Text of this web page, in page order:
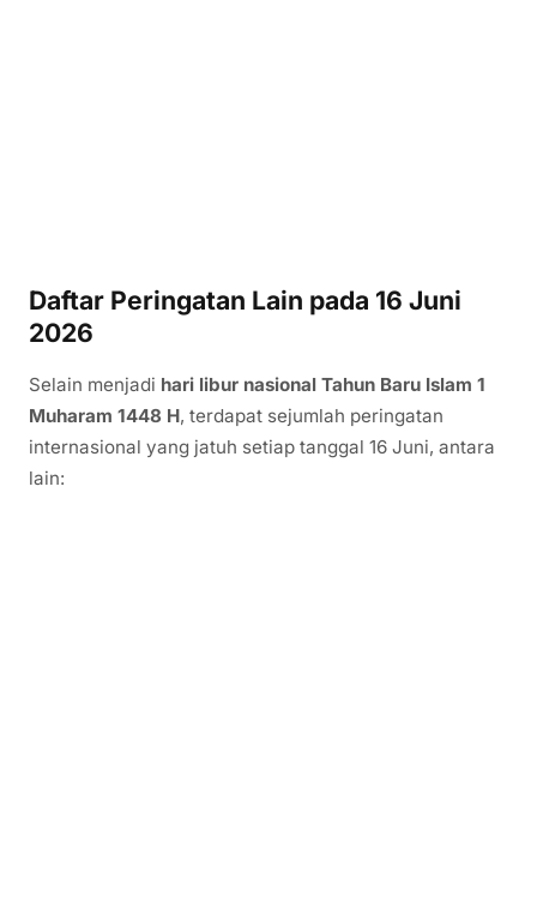
Daftar Peringatan Lain pada 16 Juni
2026
Selain menjadi hari libur nasional Tahun Baru Islam 1
Muharam 1448 H, terdapat sejumlah peringatan
internasional yang jatuh setiap tanggal 16 Juni, antara
lain: